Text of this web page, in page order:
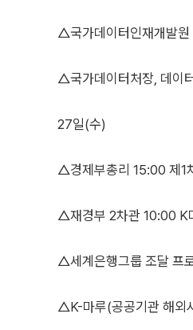
△국가데이터인재개발원
△국가데이터처장, 데이
27일(수)
△경제부총리 15:00 제1
△재경부 2차관 10:00 K
△세계은행그룹 조달 프
△K-마루(공공기관 해외